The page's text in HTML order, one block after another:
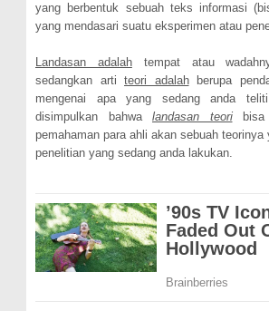
yang berbentuk sebuah teks informasi
yang mendasari suatu eksperimen atau
Landasan adalahtempat atau
sedangkan arti teori adalahberupa
mengenai apa yang sedang anda
disimpulkan bahwa landasan teoribisa
pemahaman para ahli akan sebuah teorinya
penelitian yang sedang anda lakukan.